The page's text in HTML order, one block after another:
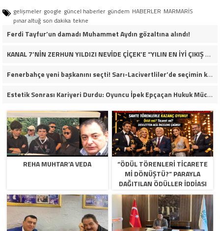
gelişmeler google güncel haberler gündem HABERLER MARMARİS
pınar altuğ son dakika tekne
Ferdi Tayfur’un damadı Muhammet Aydın gözaltına alındı!
KANAL 7’NİN ZERHUN YILDIZI NEVİDE ÇİÇEK’E “YILIN EN İYİ ÇIKIŞ YAPAN KADIN OYUNCUSU” ÖDÜLÜ!
Fenerbahçe yeni başkanını seçti! Sarı-Lacivertliler’de seçimin kazananı Aziz Yıldırım oldu
Estetik Sonrası Kariyeri Durdu: Oyuncu İpek Epçaçan Hukuk Mücadelesi Veriyor
REHA MUHTAR’A VEDA
“ÖDÜL TÖRENLERİ TİCARETE
Mİ DÖNÜŞTÜ?” PARAYLA
DAĞITILAN ÖDÜLLER IDDIASI
GÜNDEMDE!